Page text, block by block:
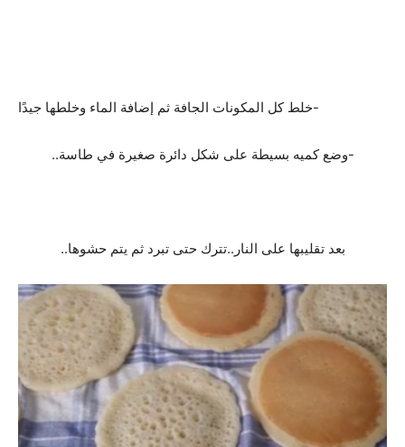
-خلط كل المكونات الجافة ثم إضافة الماء وخلطها جيدًا
-وضع كميه بسيطة على شكل دائرة صغيرة في طاسة..
بعد تقليبها على النار..تترك حتى تبرد ثم يتم حشوها..